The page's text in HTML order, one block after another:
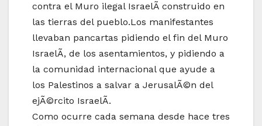
contra el Muro ilegal IsraelÃ­ construido en
las tierras del pueblo.Los manifestantes
llevaban pancartas pidiendo el fin del Muro
IsraelÃ­, de los asentamientos, y pidiendo a
la comunidad internacional que ayude a
los Palestinos a salvar a JerusalÃ©n del
ejÃ©rcito IsraelÃ­.
Como ocurre cada semana desde hace tres